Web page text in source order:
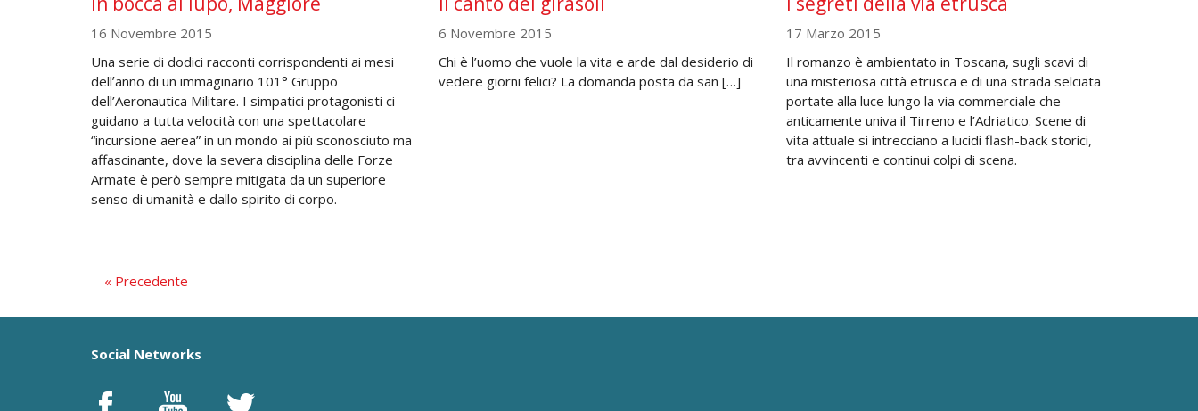
16 Novembre 2015
Una serie di dodici racconti corrispondenti ai mesi
dellʼanno di un immaginario 101° Gruppo
dell’Aeronautica Militare. I simpatici protagonisti ci
guidano a tutta velocità con una spettacolare
“incursione aerea” in un mondo ai più sconosciuto ma
affascinante, dove la severa disciplina delle Forze
Armate è però sempre mitigata da un superiore
senso di umanità e dallo spirito di corpo.
6 Novembre 2015
Chi è l’uomo che vuole la vita e arde dal desiderio di
vedere giorni felici? La domanda posta da san […]
17 Marzo 2015
Il romanzo è ambientato in Toscana, sugli scavi di
una misteriosa città etrusca e di una strada selciata
portate alla luce lungo la via commerciale che
anticamente univa il Tirreno e l’Adriatico. Scene di
vita attuale si intrecciano a lucidi flash-back storici,
tra avvincenti e continui colpi di scena.
« Precedente
Social Networks